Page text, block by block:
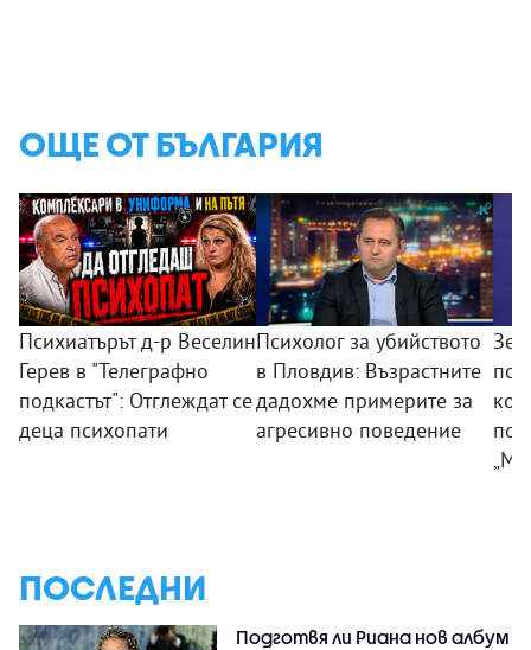
ОЩЕ ОТ БЪЛГАРИЯ
Психиатърът д-р Веселин
Герев в "Телеграфно
подкастът": Отглеждат се
деца психопати
Психолог за убийството
в Пловдив: Възрастните
дадохме примерите за
агресивно поведение
ПОСЛЕДНИ
Подготвя ли Риана нов албум